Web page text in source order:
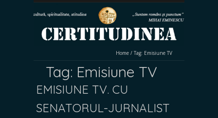
Home / Tag: Emisiune TV
Tag: Emisiune TV
EMISIUNE TV. CU
SENATORUL-JURNALIST